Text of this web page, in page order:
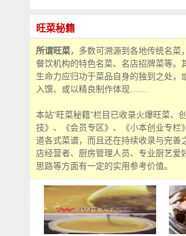
旺菜秘籍
所谓旺菜，多数可溯源到各地传统名
餐饮机构的特色名菜、名店招牌菜等
生命力应归功于菜品自身的独到之处
入馔、或以精良制作体现……
本站“旺菜秘籍”栏目已收录火爆旺菜、
技》、《会员专区》、《小本创业专栏
道各式菜谱，而且还在持续收录与完
店经营者、厨房管理人员、专业厨艺
思路等方面有一定的实用参考价值。